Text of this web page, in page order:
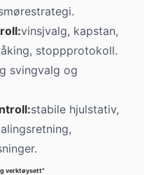
vinsjvalg, kapstan,
stoppprotokoll.
svingvalg og
stabile hjulstativ,
verktøysett"